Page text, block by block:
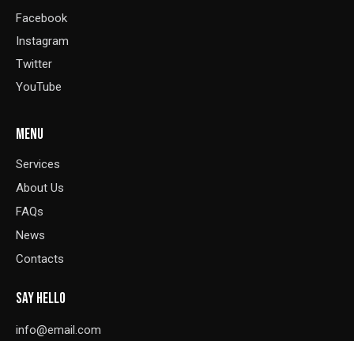
Facebook
Instagram
Twitter
YouTube
MENU
Services
About Us
FAQs
News
Contacts
SAY HELLO
info@email.com